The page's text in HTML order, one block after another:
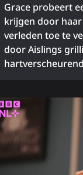
Grace probeert
krijgen door
verleden toe te
door Aislings